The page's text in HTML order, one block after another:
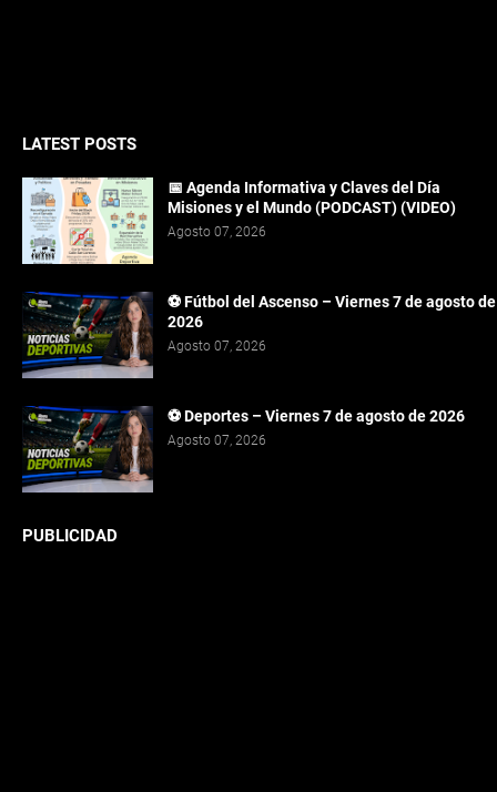
LATEST POSTS
📅 Agenda Informativa y Claves del Día
Misiones y el Mundo (PODCAST) (VIDEO)
Agosto 07, 2026
⚽ Fútbol del Ascenso – Viernes 7 de agosto de
2026
Agosto 07, 2026
⚽ Deportes – Viernes 7 de agosto de 2026
Agosto 07, 2026
PUBLICIDAD